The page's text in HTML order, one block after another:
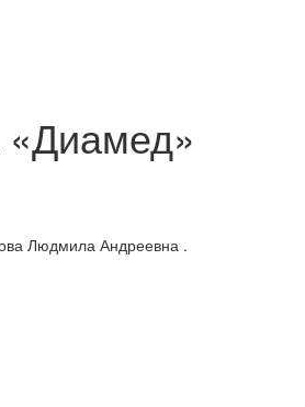
«Диамед»
Людмила Андреевна .